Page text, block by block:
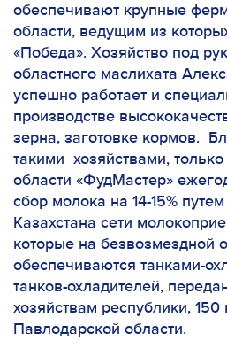
обеспечивают крупные
области, ведущим из
«Победа». Хозяйство под
областного маслихата
успешно работает и
производстве
зерна, заготовке кормов.
такими хозяйствами,
области «ФудМастер»
сбор молока на 14-15%
Казахстана сети
которые на безвозмездной
обеспечиваются танками-
танков-охладителей,
хозяйствам республики, 150
Павлодарской области.